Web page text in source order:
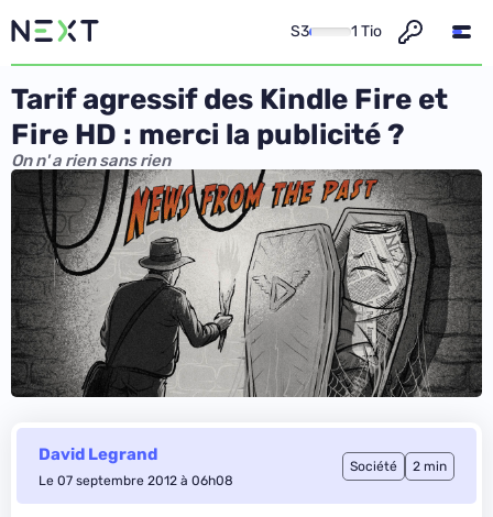
S3 1 Tio
Tarif agressif des Kindle Fire et
Fire HD : merci la publicité ?
On n' a rien sans rien
David Legrand
Le 07 septembre 2012 à 06h08
Société 2 min